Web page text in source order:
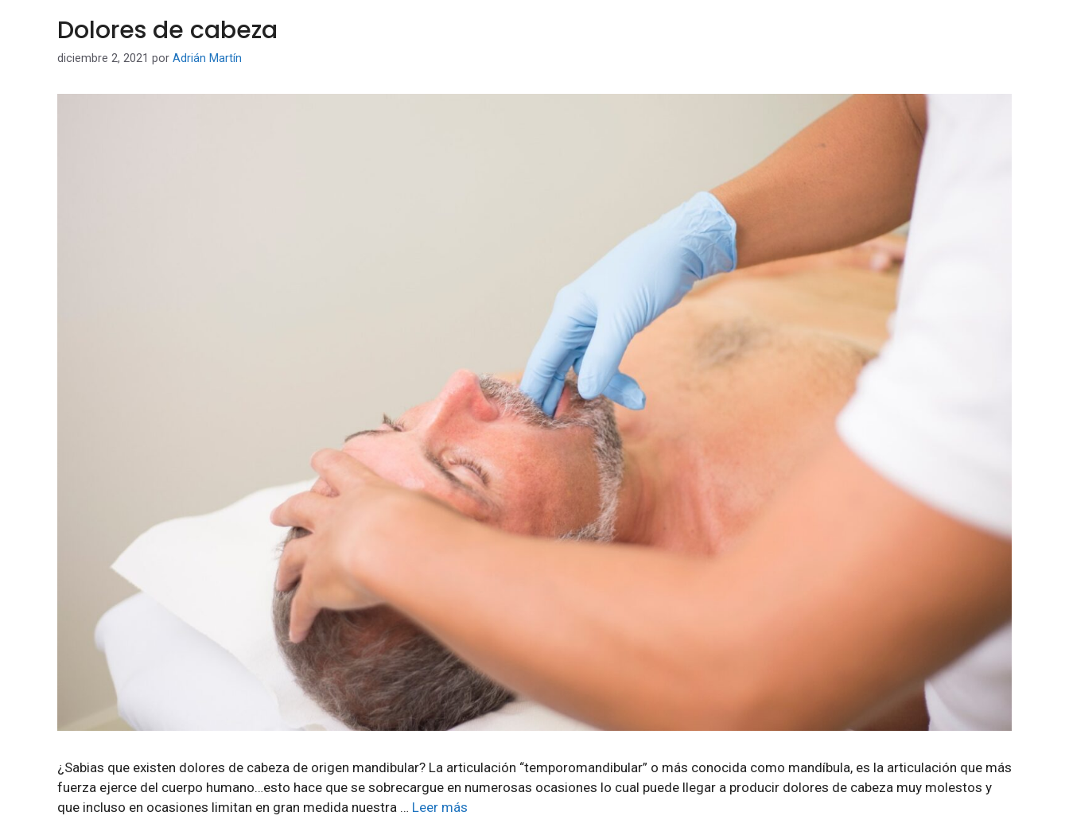
Dolores de cabeza
diciembre 2, 2021 por Adrián Martín
¿Sabias que existen dolores de cabeza de origen mandibular? La articulación “temporomandibular” o más conocida como mandíbula, es la articulación que más
fuerza ejerce del cuerpo humano…esto hace que se sobrecargue en numerosas ocasiones lo cual puede llegar a producir dolores de cabeza muy molestos y
que incluso en ocasiones limitan en gran medida nuestra … Leer más